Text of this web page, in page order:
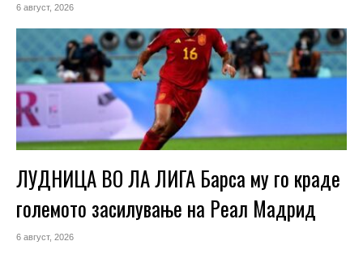
6 август, 2026
ЛУДНИЦА ВО ЛА ЛИГА Барса му го краде
големото засилување на Реал Мадрид
6 август, 2026